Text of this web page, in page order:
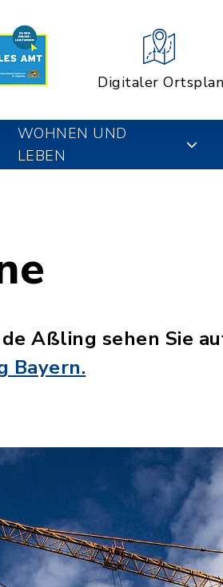
Digitaler Ortsplan
WOHNEN UND
LEBEN
Aßling sehen Sie
Bayern.